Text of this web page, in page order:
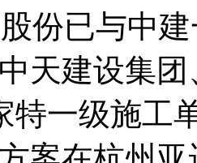
份已与中
天建设集
特一级施工